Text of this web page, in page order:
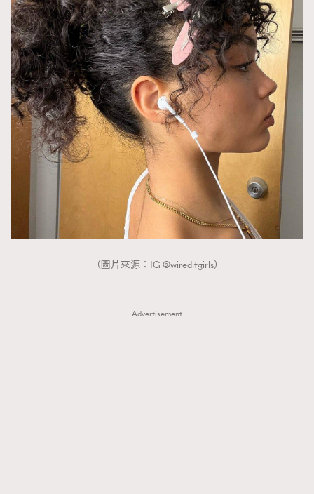
AFrenchMind
DressLikeAParisienne
EmpowerF
FashionWeek FigaroAesthetic
（圖片來源：IG @wireditgirls）
Advertisement